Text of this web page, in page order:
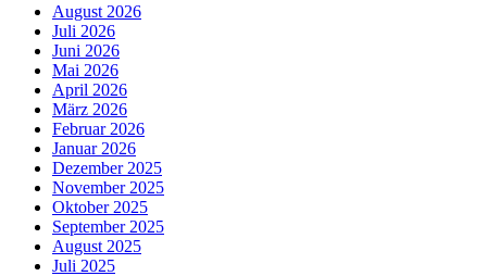
August 2026
Juli 2026
Juni 2026
Mai 2026
April 2026
März 2026
Februar 2026
Januar 2026
Dezember 2025
November 2025
Oktober 2025
September 2025
August 2025
Juli 2025